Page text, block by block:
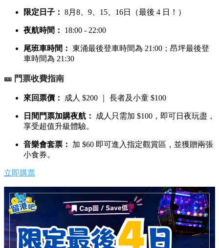
限定日子： 8月8、9、15、16日（最後 4 日！）
夜航時間： 18:00 - 22:00
尾班車時間： 東涌最後登車時間為 21:00；昂坪最後登
車時間為 21:30
🎫 門票收費指南
來回票價： 成人 $200 ｜ 長者及小童 $100
日間門票加購夜航：
成人只需加 $100，即可日夜玩盡，
享受超值升級體驗。
音樂會套票：
加 $60 即可進入指定觀賞區，並獲贈兩張
小食券。
立即購票